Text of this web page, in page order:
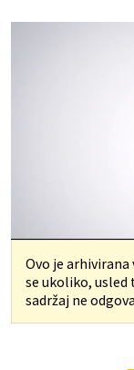
Ovo je
se ukoliko,
sadržaj ne